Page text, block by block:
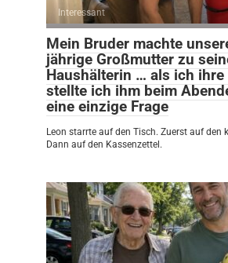
Interessant
Mein Bruder machte
jährige Großmutter zu
Haushälterin … als ich ihre
stellte ich ihm beim
eine einzige Frage
Leon starrte auf den Tisch. Zuerst auf den
Dann auf den Kassenzettel.